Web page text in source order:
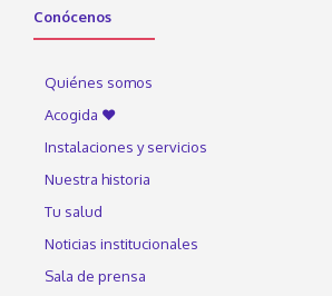
Conócenos
Quiénes somos
Acogida ♥
Instalaciones y servicios
Nuestra historia
Tu salud
Noticias institucionales
Sala de prensa